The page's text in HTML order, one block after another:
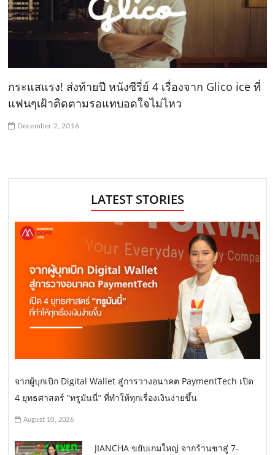
กระแสแรง! ส่งท้ายปี หนังซีรี่ย์ 4 เรื่องจาก Glico ice ที่
แฟนๆเฝ้าติดตามรอแทบอดใจไม่ไหว
December 2, 2016
LATEST STORIES
จากผู้บุกเบิก Digital Wallet สู่การวางอนาคต PaymentTech เปิด
4 ยุทธศาสตร์ “ทรูมันนี่” ที่ทำให้ทุกเรื่องเงินง่ายขึ้น
August 10, 2026
JIANCHA ขยับเกมใหญ่ จากร้านชาสู่ 7-